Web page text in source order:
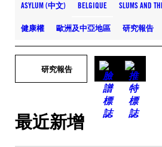
ASYLUM (中文) BELGIQUE SLUMS AND
健康權 歐洲及中亞地區 研究報告
研究報告
最近新增